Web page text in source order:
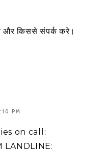
और किससे संपर्क करे।
PM
on call:
LANDLINE: